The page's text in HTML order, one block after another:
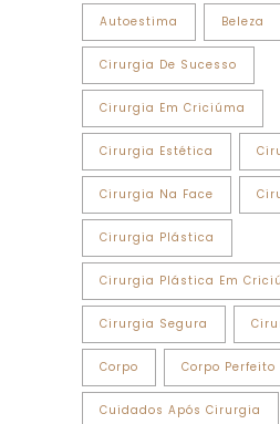
Autoestima Beleza
Cirurgia De Sucesso
Cirurgia Em Criciúma
Cirurgia Estética
Cirurgia Na Face
Cirurgia Plástica
Cirurgia Plástica Em
Cirurgia Segura
Corpo Corpo Perfeito
Cuidados Após Cirurgia